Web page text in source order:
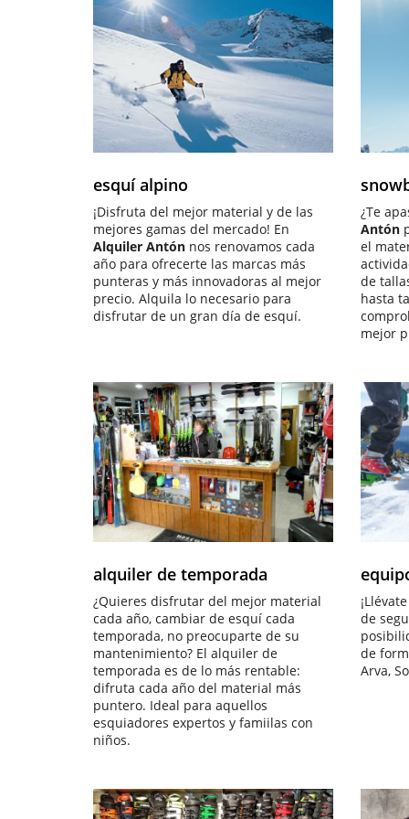
ESQUÍ ALPINO
esquí alpino
¡Disfruta del mejor material y de las
mejores gamas del mercado! En
Alquiler Antón nos renovamos cada
año para ofrecerte las marcas más
punteras y más innovadoras al mejor
precio. Alquila lo necesario para
disfrutar de un gran día de esquí.
¿Te
Antón
el
de
hasta
mejor
ALQUILER DE TEMPORADA
alquiler de temporada
¿Quieres disfrutar del mejor material
cada año, cambiar de esquí cada
temporada, no preocuparte de su
mantenimiento? El alquiler de
temporada es de lo más rentable:
difruta cada año del material más
puntero. Ideal para aquellos
esquiadores expertos y famiilas con
niños.
de
de
Arva,